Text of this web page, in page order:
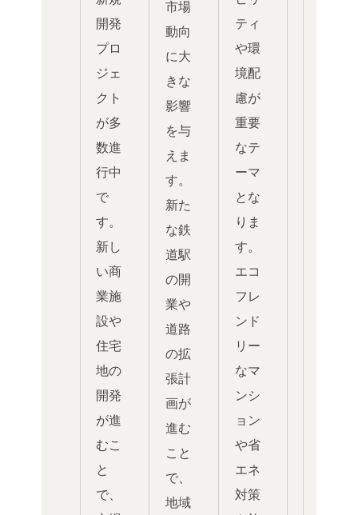
開発
プロ
ジェ
クト
が多
数進
行中
で
す。
新し
い商
業施
設や
住宅
地の
開発
が進
むこ
と
で、
市場
動向
に大
きな
影響
を与
えま
す。
新た
な鉄
道駅
の開
業や
道路
の拡
張計
画が
進む
こと
で、
地域
ティ
や環
境配
慮が
重要
なテ
ーマ
とな
りま
す。
エコ
フレ
ンド
リー
なマ
ンシ
ョン
や省
エネ
対策